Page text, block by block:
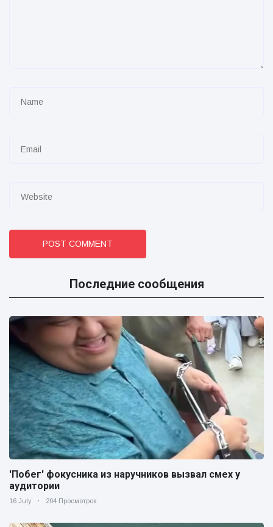
POST COMMENT
Последние сообщения
'Побег' фокусника из наручников вызвал смех у
аудитории
16 July 204 Просмотров